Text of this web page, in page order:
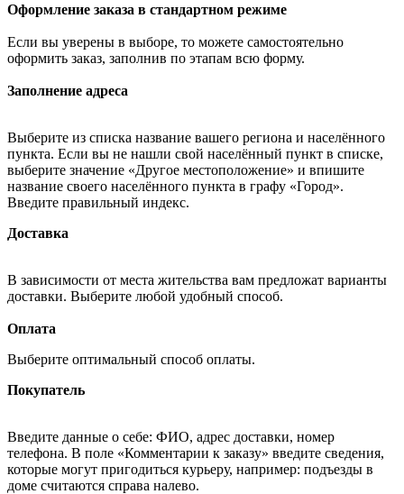
Оформление заказа в стандартном режиме
Если вы уверены в выборе, то можете самостоятельно
оформить заказ, заполнив по этапам всю форму.
Заполнение адреса
Выберите из списка название вашего региона и населённого
пункта. Если вы не нашли свой населённый пункт в списке,
выберите значение «Другое местоположение» и впишите
название своего населённого пункта в графу «Город».
Введите правильный индекс.
Доставка
В зависимости от места жительства вам предложат варианты
доставки. Выберите любой удобный способ.
Оплата
Выберите оптимальный способ оплаты.
Покупатель
Введите данные о себе: ФИО, адрес доставки, номер
телефона. В поле «Комментарии к заказу» введите сведения,
которые могут пригодиться курьеру, например: подъезды в
доме считаются справа налево.